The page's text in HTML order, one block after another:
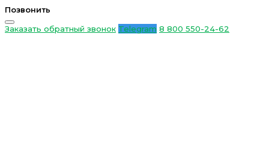
Позвонить
Заказать обратный звонок Telegram 8 800 550-24-62